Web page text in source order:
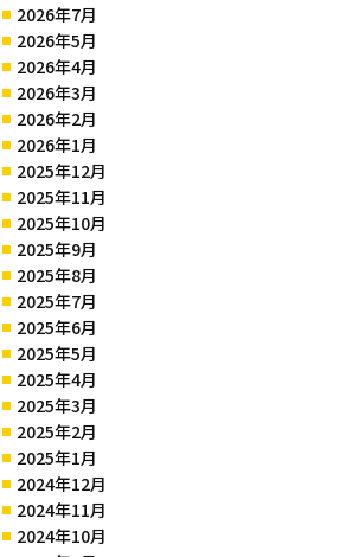
2026年7月
2026年5月
2026年4月
2026年3月
2026年2月
2026年1月
2025年12月
2025年11月
2025年10月
2025年9月
2025年8月
2025年7月
2025年6月
2025年5月
2025年4月
2025年3月
2025年2月
2025年1月
2024年12月
2024年11月
2024年10月